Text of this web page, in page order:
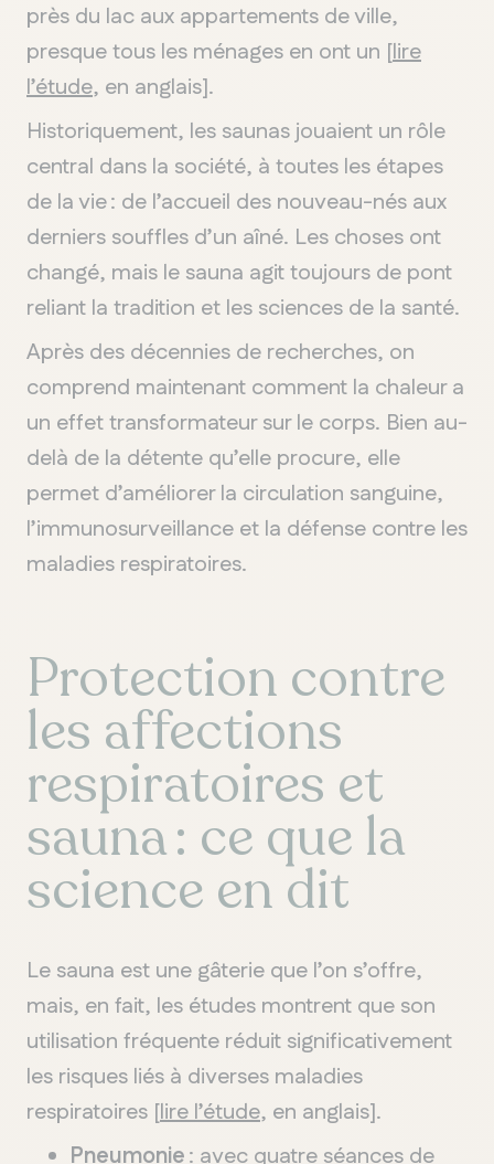
QUÉBEC
Chelsea
près du lac aux appartements de ville,
presque tous les ménages en ont un [lire
l’étude, en anglais].
Historiquement, les saunas jouaient un rôle
central dans la société, à toutes les étapes
de la vie : de l’accueil des nouveau-nés aux
derniers souffles d’un aîné. Les choses ont
changé, mais le sauna agit toujours de pont
reliant la tradition et les sciences de la santé.
Après des décennies de recherches, on
comprend maintenant comment la chaleur a
un effet transformateur sur le corps. Bien au-
delà de la détente qu’elle procure, elle
permet d’améliorer la circulation sanguine,
l’immunosurveillance et la défense contre les
maladies respiratoires.
Protection contre
les affections
respiratoires et
sauna : ce que la
science en dit
Le sauna est une gâterie que l’on s’offre,
mais, en fait, les études montrent que son
utilisation fréquente réduit significativement
les risques liés à diverses maladies
respiratoires [lire l’étude, en anglais].
Pneumonie: avec quatre séances de